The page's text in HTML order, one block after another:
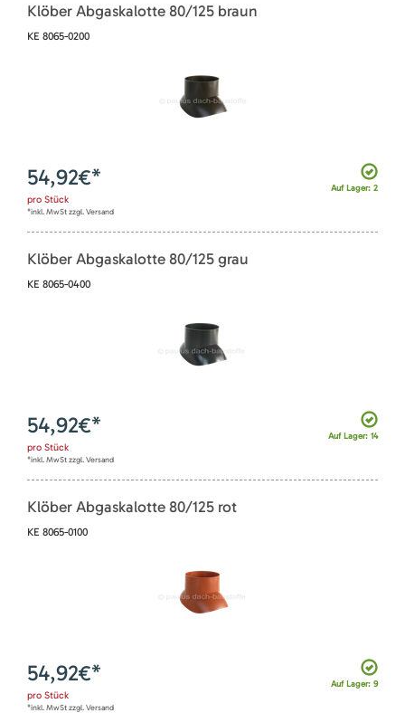
Klöber Abgaskalotte 80/125 braun
KE 8065-0200
Auf Lager: 2
54,92€*
pro Stück
*inkl. MwSt zzgl. Versand
Klöber Abgaskalotte 80/125 grau
KE 8065-0400
Auf Lager: 14
54,92€*
pro Stück
*inkl. MwSt zzgl. Versand
Klöber Abgaskalotte 80/125 rot
KE 8065-0100
Auf Lager: 9
54,92€*
pro Stück
*inkl. MwSt zzgl. Versand